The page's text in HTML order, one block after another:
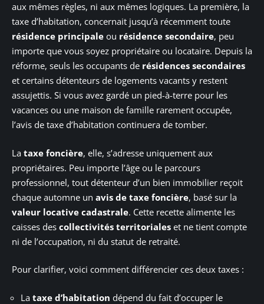
aux mêmes règles, ni aux mêmes logiques. La première, la
taxe d’habitation, concernait jusqu’à récemment toute
résidence principale ou résidence secondaire, peu
importe que vous soyez propriétaire ou locataire. Depuis la
réforme, seuls les occupants de résidences secondaires
et certains détenteurs de logements vacants y restent
assujettis. Si vous avez gardé un pied-à-terre pour les
vacances ou une maison de famille rarement occupée,
l’avis de taxe d’habitation continuera de tomber.
La taxe foncière, elle, s’adresse uniquement aux
propriétaires. Peu importe l’âge ou le parcours
professionnel, tout détenteur d’un bien immobilier reçoit
chaque automne un avis de taxe foncière, basé sur la
valeur locative cadastrale. Cette recette alimente les
caisses des collectivités territoriales et ne tient compte
ni de l’occupation, ni du statut de retraité.
Pour clarifier, voici comment différencier ces deux taxes :
La taxe d’habitation dépend du fait d’occuper le